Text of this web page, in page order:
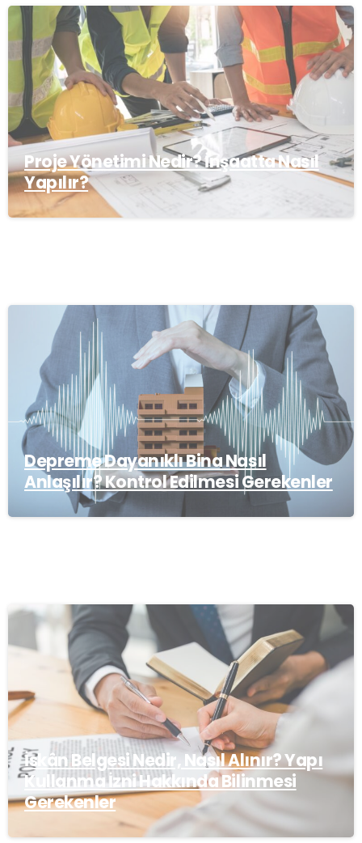
Proje Yönetimi Nedir? İnşaatta Nasıl
Yapılır?
Depreme Dayanıklı Bina Nasıl
Anlaşılır? Kontrol Edilmesi Gerekenler
İskân Belgesi Nedir, Nasıl Alınır? Yapı
Kullanma İzni Hakkında Bilinmesi
Gerekenler